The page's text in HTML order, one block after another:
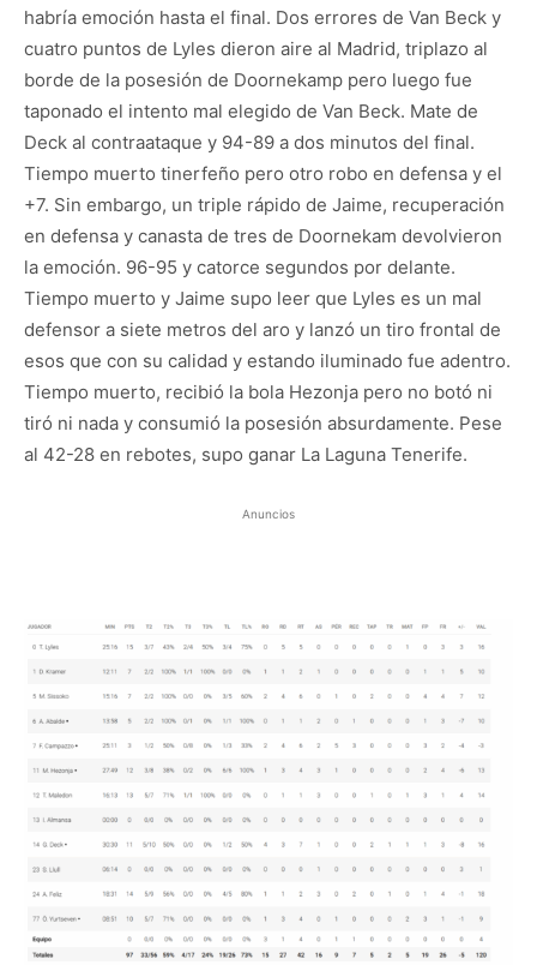
habría emoción hasta el final. Dos errores de Van Beck y
cuatro puntos de Lyles dieron aire al Madrid, triplazo al
borde de la posesión de Doornekamp pero luego fue
taponado el intento mal elegido de Van Beck. Mate de
Deck al contraataque y 94-89 a dos minutos del final.
Tiempo muerto tinerfeño pero otro robo en defensa y el
+7. Sin embargo, un triple rápido de Jaime, recuperación
en defensa y canasta de tres de Doornekam devolvieron
la emoción. 96-95 y catorce segundos por delante.
Tiempo muerto y Jaime supo leer que Lyles es un mal
defensor a siete metros del aro y lanzó un tiro frontal de
esos que con su calidad y estando iluminado fue adentro.
Tiempo muerto, recibió la bola Hezonja pero no botó ni
tiró ni nada y consumió la posesión absurdamente. Pese
al 42-28 en rebotes, supo ganar La Laguna Tenerife.
Anuncios